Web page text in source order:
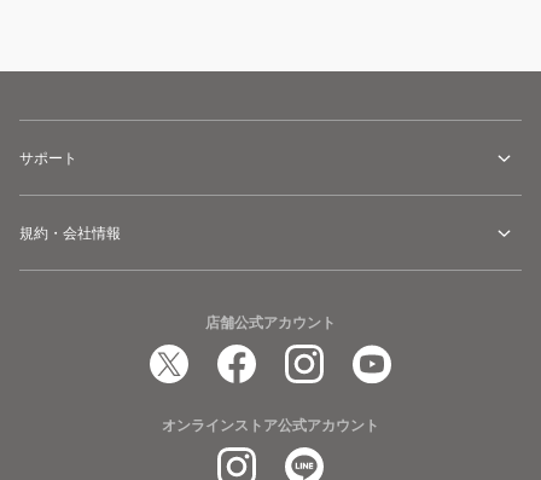
サポート
規約・会社情報
店舗公式アカウント
オンラインストア公式アカウント